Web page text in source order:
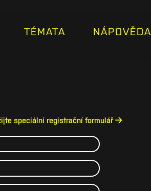
TÉMATA NÁPOVĚDA
speciální registrační formulář →